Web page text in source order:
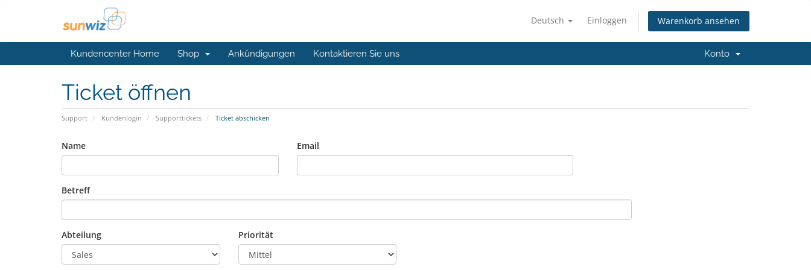
Deutsch Einloggen Warenkorb ansehen
Kundencenter Home Shop Ankündigungen Kontaktieren Sie uns Konto
Ticket öffnen
Support Kundenlogin Supporttickets Ticket abschicken
Name Email
Betreff
Abteilung Priorität